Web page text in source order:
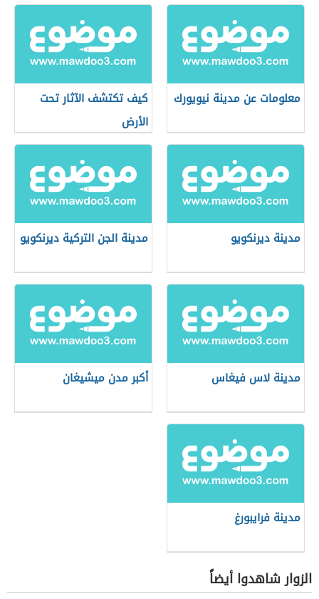
معلومات عن مدينة نيويورك
كيف تكتشف الآثار تحت
الأرض
مدينة ديرنكويو مدينة الجن التركية ديرنكويو
مدينة لاس فيغاس أكبر مدن ميشيغان
مدينة فرايبورغ
الزوار شاهدوا أيضاً